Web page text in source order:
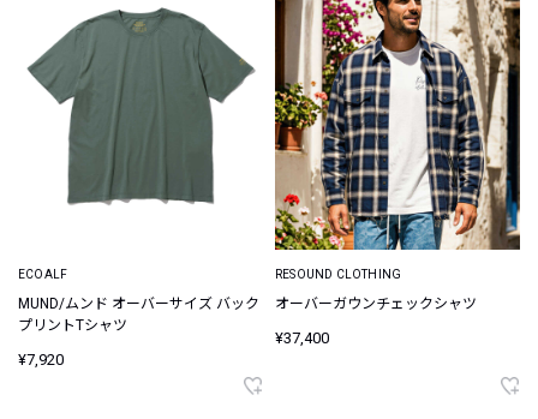
ECOALF
MUND/ムンド オーバーサイズ バック
プリントTシャツ
¥7,920
RESOUND CLOTHING
オーバーガウンチェックシャツ
¥37,400